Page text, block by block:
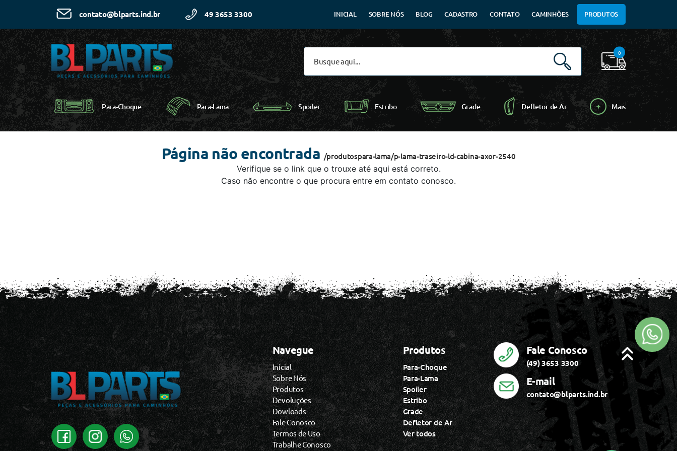
contato@blparts.ind.br 49 3653 3300 INICIAL SOBRE NÓS BLOG CADASTRO CONTATO CAMINHÕES PRODUTOS
0
Para-Choque Para-Lama Spoiler Estribo Grade Defletor de Ar Mais
Página não encontrada /produtospara-lama/p-lama-traseiro-ld-cabina-axor-2540
Verifique se o link que o trouxe até aqui está correto.
Caso não encontre o que procura entre em contato conosco.
Navegue
Inicial
Sobre Nós
Produtos
Devoluções
Dowloads
Fale Conosco
Termos de Uso
Trabalhe Conosco
Produtos
Para-Choque
Para-Lama
Spoiler
Estribo
Grade
Defletor de Ar
Ver todos
Fale Conosco
(49) 3653 3300
E-mail
contato@blparts.ind.br